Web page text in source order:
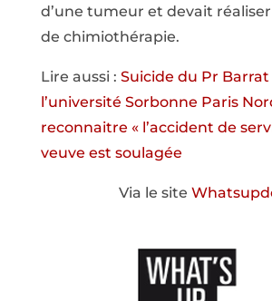
d’une tumeur et devait
de chimiothérapie.
Lire aussi : Suicide du Pr Barrat
l’université Sorbonne Paris
reconnaitre « l’accident de
veuve est soulagée
Via le site